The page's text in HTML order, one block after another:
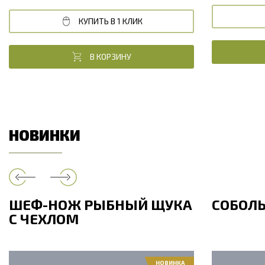
КУПИТЬ В 1 КЛИК
В КОРЗИНУ
НОВИНКИ
ШЕФ-НОЖ РЫБНЫЙ ЩУКА
С ЧЕХЛОМ
НОВИНКА